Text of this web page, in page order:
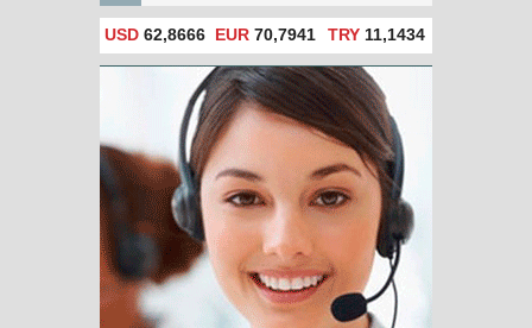
USD 62,8666 EUR 70,7941 TRY 11,1434